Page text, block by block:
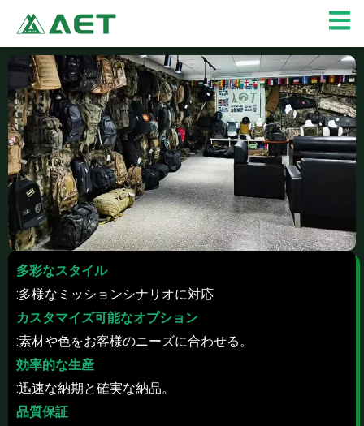
を
ッ
プ
多彩なスタイル
:多様なミッションシナリオに対応
カスタマイズ可能なオプション
:素材や色をお客様のニーズに合わせる。
効率的な生産
:迅速な納期と確実な納品。
品質保証